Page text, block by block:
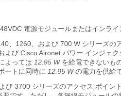
電源モジュールまたはインライ
、1260、および 700 W シリーズの
よび Cisco Aironet パワー インジェ
よっては 12.95 Wを給電できないも
ートに同時に 12.95 Wの電力を供給
び 3700 シリーズのアクセス ポイン